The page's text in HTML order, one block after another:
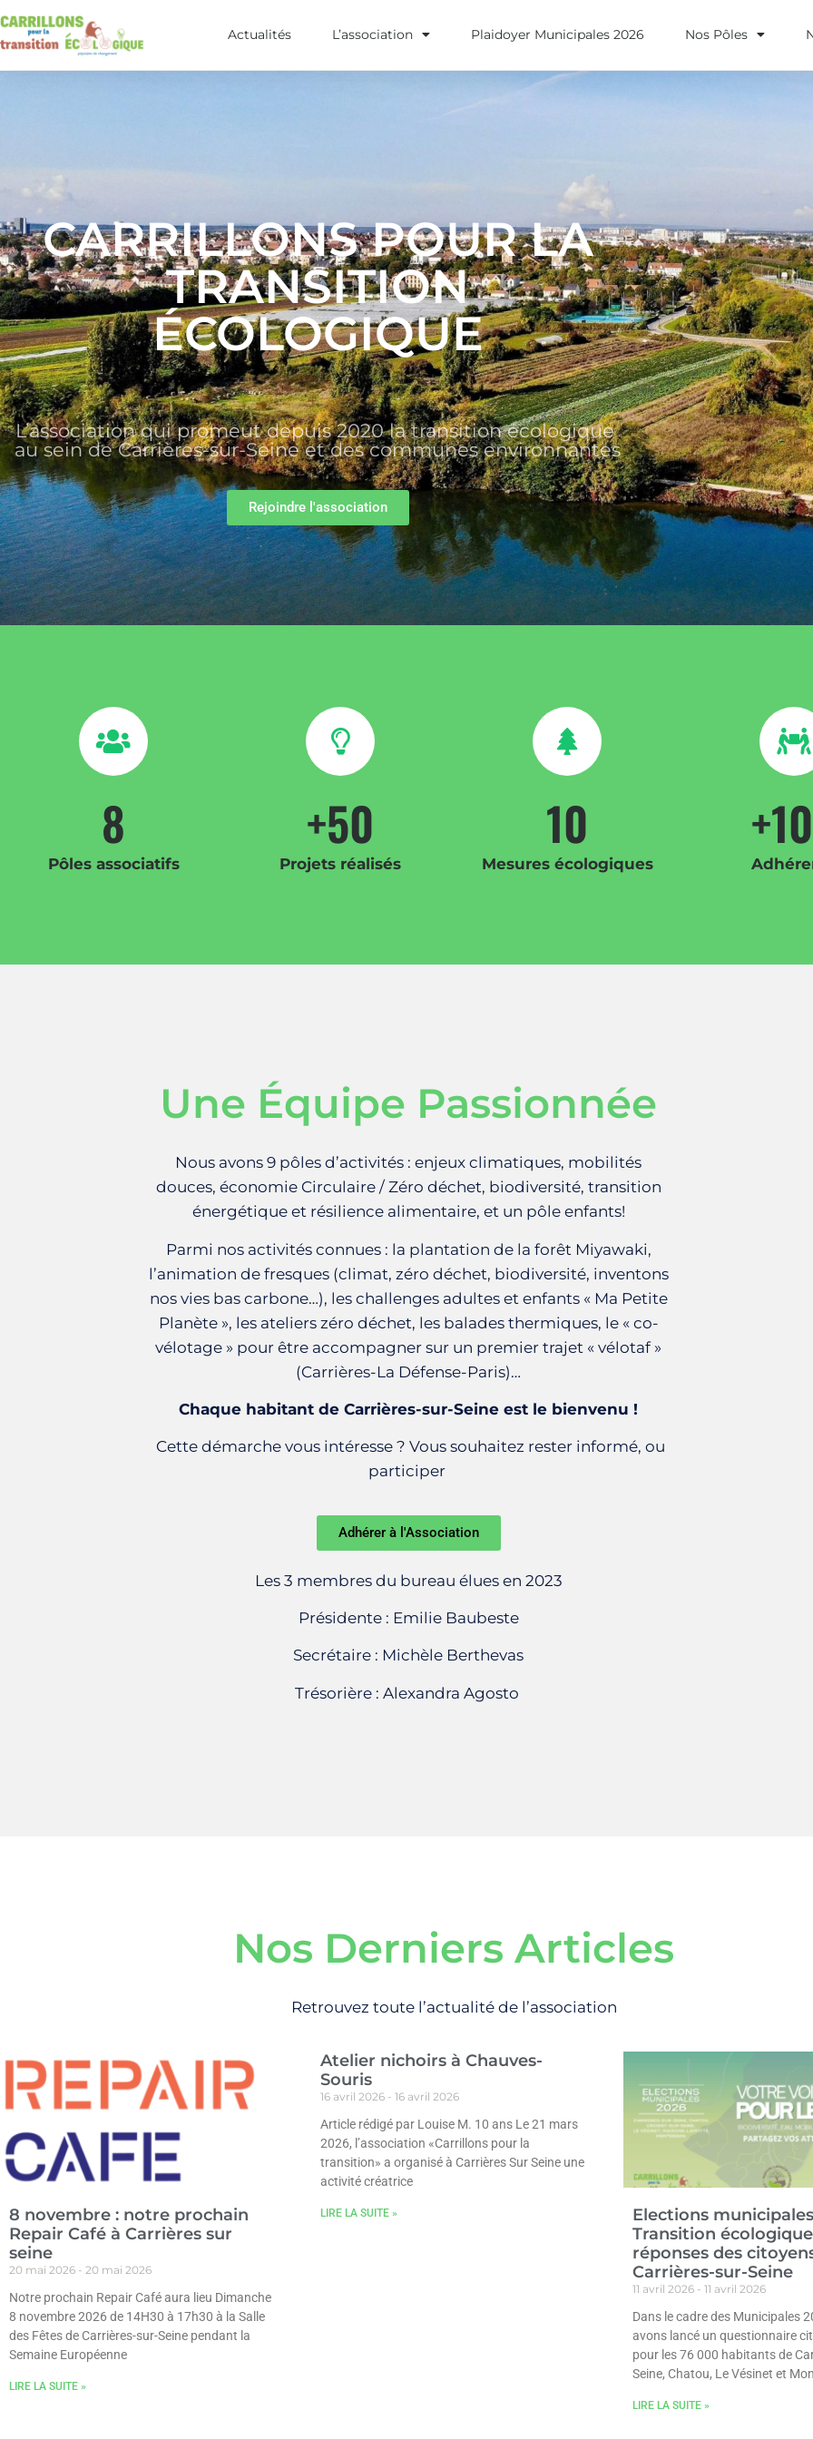
Actualités L’association Plaidoyer Municipales 2026 Nos Pôles
CARRILLONS POUR LA
TRANSITION
ÉCOLOGIQUE
L’association qui promeut depuis 2020 la transition écologique
au sein de Carrières-sur-Seine et des communes environnantes
Rejoindre l'association
Pôles associatifs
8
Projets réalisés
+50
Mesures écologiques
10 +
Une Équipe Passionnée
Nous avons 9 pôles d’activités : enjeux climatiques, mobilités
douces, économie Circulaire / Zéro déchet, biodiversité, transition
énergétique et résilience alimentaire, et un pôle enfants!
Parmi nos activités connues : la plantation de la forêt Miyawaki,
l’animation de fresques (climat, zéro déchet, biodiversité, inventons
nos vies bas carbone…), les challenges adultes et enfants « Ma Petite
Planète », les ateliers zéro déchet, les balades thermiques, le « co-
vélotage » pour être accompagner sur un premier trajet « vélotaf »
(Carrières-La Défense-Paris)…
Chaque habitant de Carrières-sur-Seine est le bienvenu !
Cette démarche vous intéresse ? Vous souhaitez rester informé, ou
participer
Adhérer à l'Association
Les 3 membres du bureau élues en 2023
Présidente : Emilie Baubeste
Secrétaire : Michèle Berthevas
Trésorière : Alexandra Agosto
Nos Derniers Articles
Retrouvez toute l’actualité de l’association
8 novembre : notre prochain
Repair Café à Carrières sur
seine
20 mai 2026 20 mai 2026
Notre prochain Repair Café aura lieu Dimanche
8 novembre 2026 de 14H30 à 17h30 à la Salle
des Fêtes de Carrières-sur-Seine pendant la
Semaine Européenne
LIRE LA SUITE »
Atelier nichoirs à Chauves-
Souris
16 avril 2026 16 avril 2026
Article rédigé par Louise M. 10 ans Le 21 mars
2026, l’association «Carrillons pour la
transition» a organisé à Carrières Sur Seine une
activité créatrice
LIRE LA SUITE »
Elections
Transition écologique
réponses des
Carrières-sur-Seine
11 avril 2026 11 avril 2026
Dans le cadre des Municipales
avons lancé un questionnaire
pour les 76 000 habitants de
Seine, Chatou, Le Vésinet et
LIRE LA SUITE »